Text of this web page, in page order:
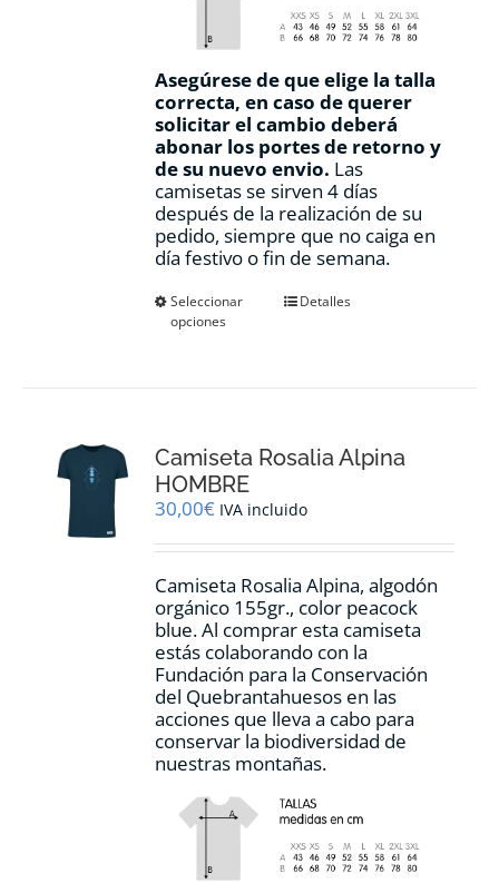
Asegúrese de que elige la talla
correcta, en caso de querer
solicitar el cambio deberá
abonar los portes de retorno y
de su nuevo envio. Las
camisetas se sirven 4 días
después de la realización de su
pedido, siempre que no caiga en
día festivo o fin de semana.
Seleccionar
opciones
Este
se
elegir
la
de
producto
Detalles
Camiseta Rosalia Alpina
HOMBRE
30,00€ IVA incluido
Camiseta Rosalia Alpina, algodón
orgánico 155gr., color peacock
blue. Al comprar esta camiseta
estás colaborando con la
Fundación para la Conservación
del Quebrantahuesos en las
acciones que lleva a cabo para
conservar la biodiversidad de
nuestras montañas.